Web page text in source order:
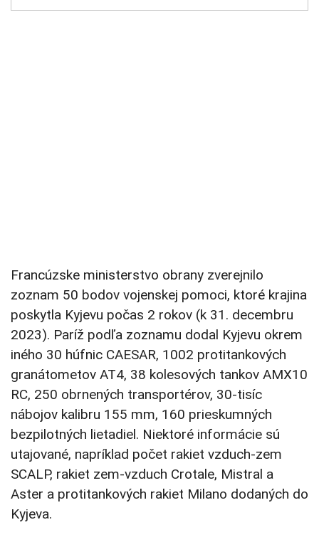
Francúzske ministerstvo obrany zverejnilo
zoznam 50 bodov vojenskej pomoci, ktoré krajina
poskytla Kyjevu počas 2 rokov (k 31. decembru
2023). Paríž podľa zoznamu dodal Kyjevu okrem
iného 30 húfnic CAESAR, 1002 protitankových
granátometov AT4, 38 kolesových tankov AMX10
RC, 250 obrnených transportérov, 30-tisíc
nábojov kalibru 155 mm, 160 prieskumných
bezpilotných lietadiel. Niektoré informácie sú
utajované, napríklad počet rakiet vzduch-zem
SCALP, rakiet zem-vzduch Crotale, Mistral a
Aster a protitankových rakiet Milano dodaných do
Kyjeva.